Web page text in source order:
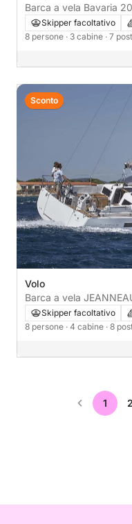
Barca a vela Bavaria
Skipper facoltativo
8 persone · 3 cabine · 7
Volo
Barca a vela
Skipper facoltativo
8 persone · 4 cabine · 8
Sconto
1 2